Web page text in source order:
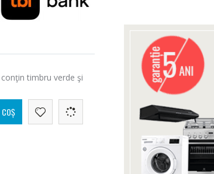
timbru verde şi